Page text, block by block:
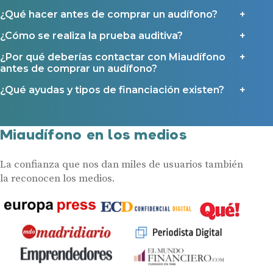
¿Qué hacer antes de comprar un audífono?
¿Cómo se realiza la prueba auditiva?
¿Por qué deberías contactar con Miaudífono
antes de comprar un audífono?
¿Qué ayudas y tipos de financiación existen?
Miaudífono en los medios
La confianza que nos dan miles de usuarios también
la reconocen los medios.